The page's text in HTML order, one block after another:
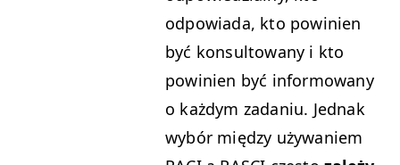
odpowia­da, kto powinien
być kon­sul­towany i kto
powinien być infor­mowany
o każdym zada­niu. Jed­nak
wybór między uży­waniem